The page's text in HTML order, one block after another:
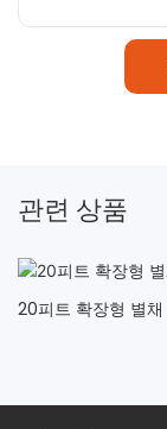
관련 상품
20피트 확장형 별채